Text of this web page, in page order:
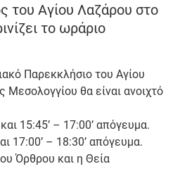
του Αγίου Λαζάρου στο
το ωράριο
Παρεκκλήσιο του Αγίου
θα είναι ανοιχτό
15:45’ – 17:00’ απόγευμα.
17:00’ – 18:30’ απόγευμα.
Όρθρου και η Θεία